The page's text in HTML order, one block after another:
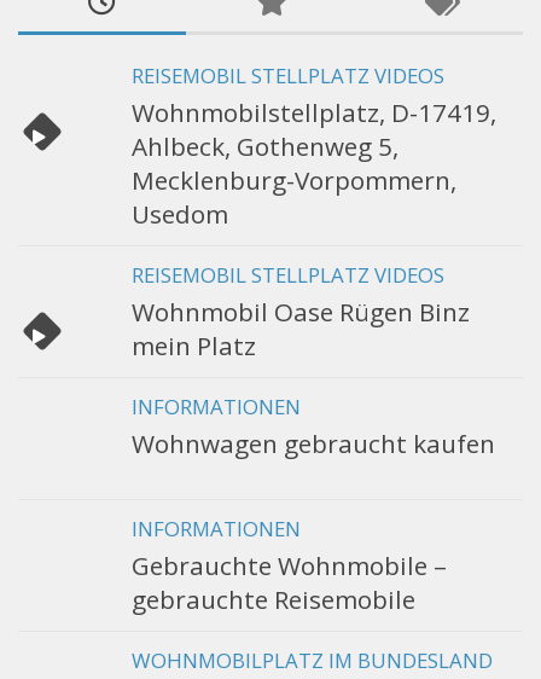
REISEMOBIL STELLPLATZ VIDEOS
Wohnmobilstellplatz, D-17419,
Ahlbeck, Gothenweg 5,
Mecklenburg-Vorpommern,
Usedom
REISEMOBIL STELLPLATZ VIDEOS
Wohnmobil Oase Rügen Binz
mein Platz
INFORMATIONEN
Wohnwagen gebraucht kaufen
INFORMATIONEN
Gebrauchte Wohnmobile –
gebrauchte Reisemobile
WOHNMOBILPLATZ IM BUNDESLAND